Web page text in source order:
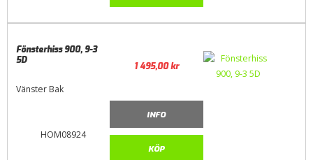
HOM08924
Fönsterhiss 900, 9-3
5D
Vänster Bak
1 495,00kr
INFO
KÖP